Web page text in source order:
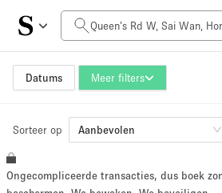
Datums Meer filters
Prijs per dag
HK$0
Grootte ruimte
100 sq ft
Sorteer op Aanbevolen
Ongecompliceerde transacties, dus boek